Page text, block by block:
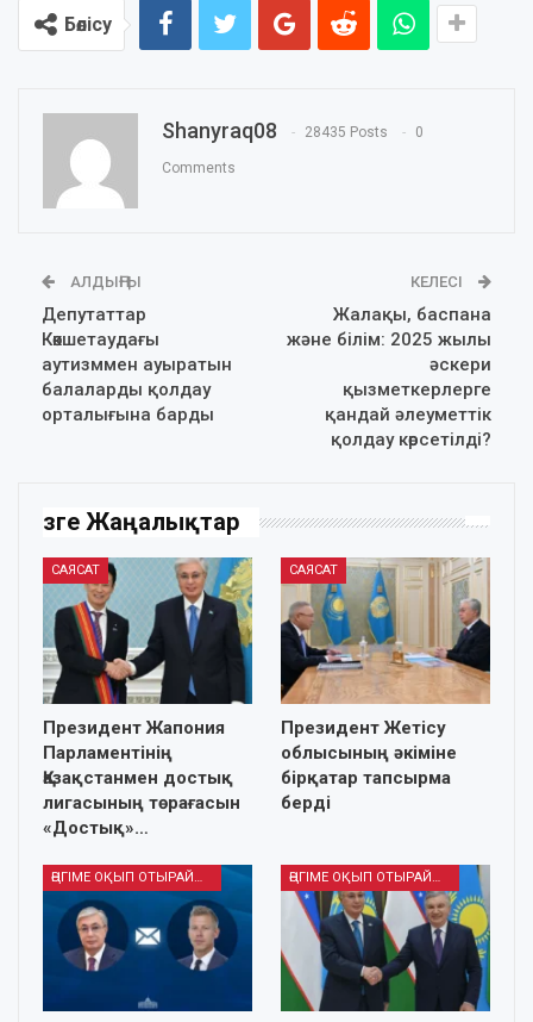
Бөлісу
Shanyraq08 28435 Posts 0
Comments
АЛДЫҢҒЫ
Депутаттар
Көкшетаудағы
аутизммен ауыратын
балаларды қолдау
орталығына барды
КЕЛЕСІ
Жалақы, баспана
және білім: 2025 жылы
әскери
қызметкерлерге
қандай әлеуметтік
қолдау көрсетілді?
Өзге Жаңалықтар
САЯСАТ
Президент Жапония
Парламентінің
Қазақстанмен достық
лигасының төрағасын
«Достық»…
САЯСАТ
Президент Жетісу
облысының әкіміне
бірқатар тапсырма
берді
ӘҢГІМЕ ОҚЫП ОТЫРАЙЫҚ ӘҢГІМЕ ОҚЫП ОТЫРАЙЫҚ